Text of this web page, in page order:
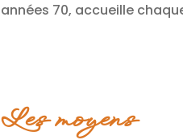
années 70, accueille
Les moyens